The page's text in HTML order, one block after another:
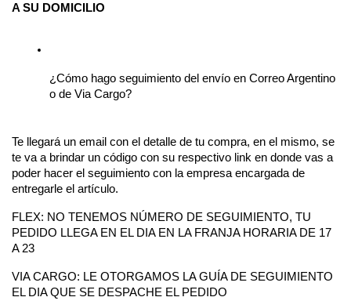
A SU DOMICILIO
¿Cómo hago seguimiento del envío en Correo Argentino
o de Via Cargo?
Te llegará un email con el detalle de tu compra, en el mismo, se
te va a brindar un código con su respectivo link en donde vas a
poder hacer el seguimiento con la empresa encargada de
entregarle el artículo.
FLEX: NO TENEMOS NÚMERO DE SEGUIMIENTO, TU
PEDIDO LLEGA EN EL DIA EN LA FRANJA HORARIA DE 17
A 23
VIA CARGO: LE OTORGAMOS LA GUÍA DE SEGUIMIENTO
EL DIA QUE SE DESPACHE EL PEDIDO